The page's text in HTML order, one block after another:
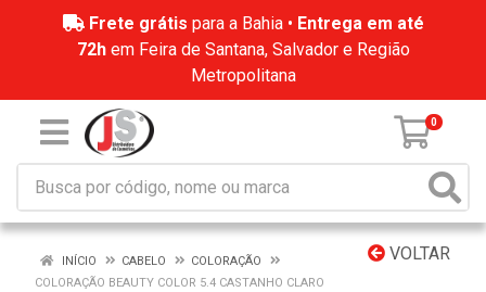
Frete grátis para a Bahia • Entrega em até
72hem Feira de Santana, Salvador e Região
Metropolitana
0
VOLTAR
INÍCIO CABELO
COLORAÇÃO
COLORAÇÃO BEAUTY COLOR 5.4 CASTANHO CLARO